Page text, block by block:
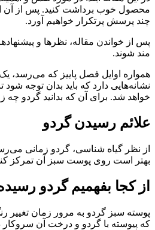
محصول خوب برداشت کنید. پس از آن
چند پرسش پرتکرار خواهیم آورد.
پس از خواندن مقاله، نظرها و
مند شوند.
همواره اوایل فصل پاییز که
نشانه‌هایی دارد که باید بدان
خواهد شد. برای آن که بدانید گردو چه
علائم رسیدن گردو
از نظر گیاه شناسی، گردو زمانی
بهتر است روی پوست سبز آن تمرکز
از کجا بفهمیم گردو
پوسته سبز گردو به مرور زمان
که پیوسته با گردو و درخت آن سروکار